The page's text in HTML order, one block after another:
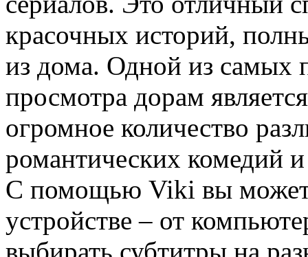
красочных историй,
из дома. Одной из самых
просмотра дорам
огромное количество
романтических комедий
С помощью Viki вы
устройстве – от
выбирать субтитры на